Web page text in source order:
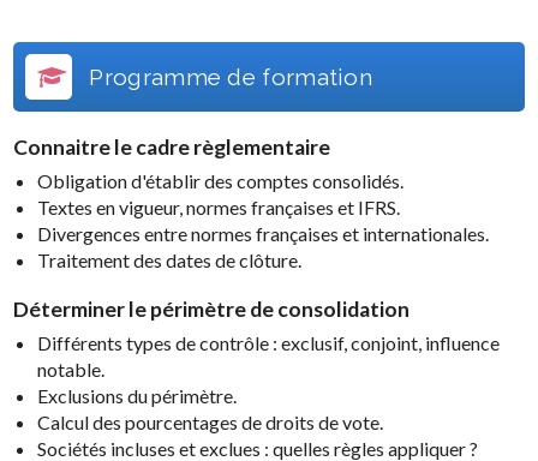
Programme de formation
Connaitre le cadre règlementaire
Obligation d'établir des comptes consolidés.
Textes en vigueur, normes françaises et IFRS.
Divergences entre normes françaises et internationales.
Traitement des dates de clôture.
Déterminer le périmètre de consolidation
Différents types de contrôle : exclusif, conjoint, influence
notable.
Exclusions du périmètre.
Calcul des pourcentages de droits de vote.
Sociétés incluses et exclues : quelles règles appliquer ?